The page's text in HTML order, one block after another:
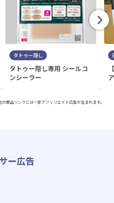
タトゥー隠し
タトゥー隠し専用 シールコ
ンシーラー
商品リンクには一部アフィリエイト広告が含まれます。
ー広告